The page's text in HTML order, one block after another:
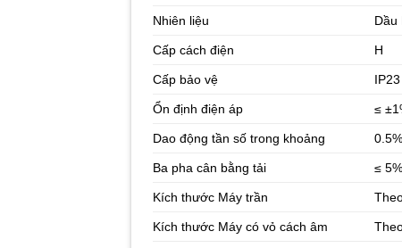
Nhiên liệu Dầu
Cấp cách điện H
Cấp bảo vệ IP23
Ổn định điện áp ≤
Dao động tần số trong khoảng 0.5%
Ba pha cân bằng tải ≤ 5%
Kích thước Máy trần
Kích thước Máy có vỏ cách âm